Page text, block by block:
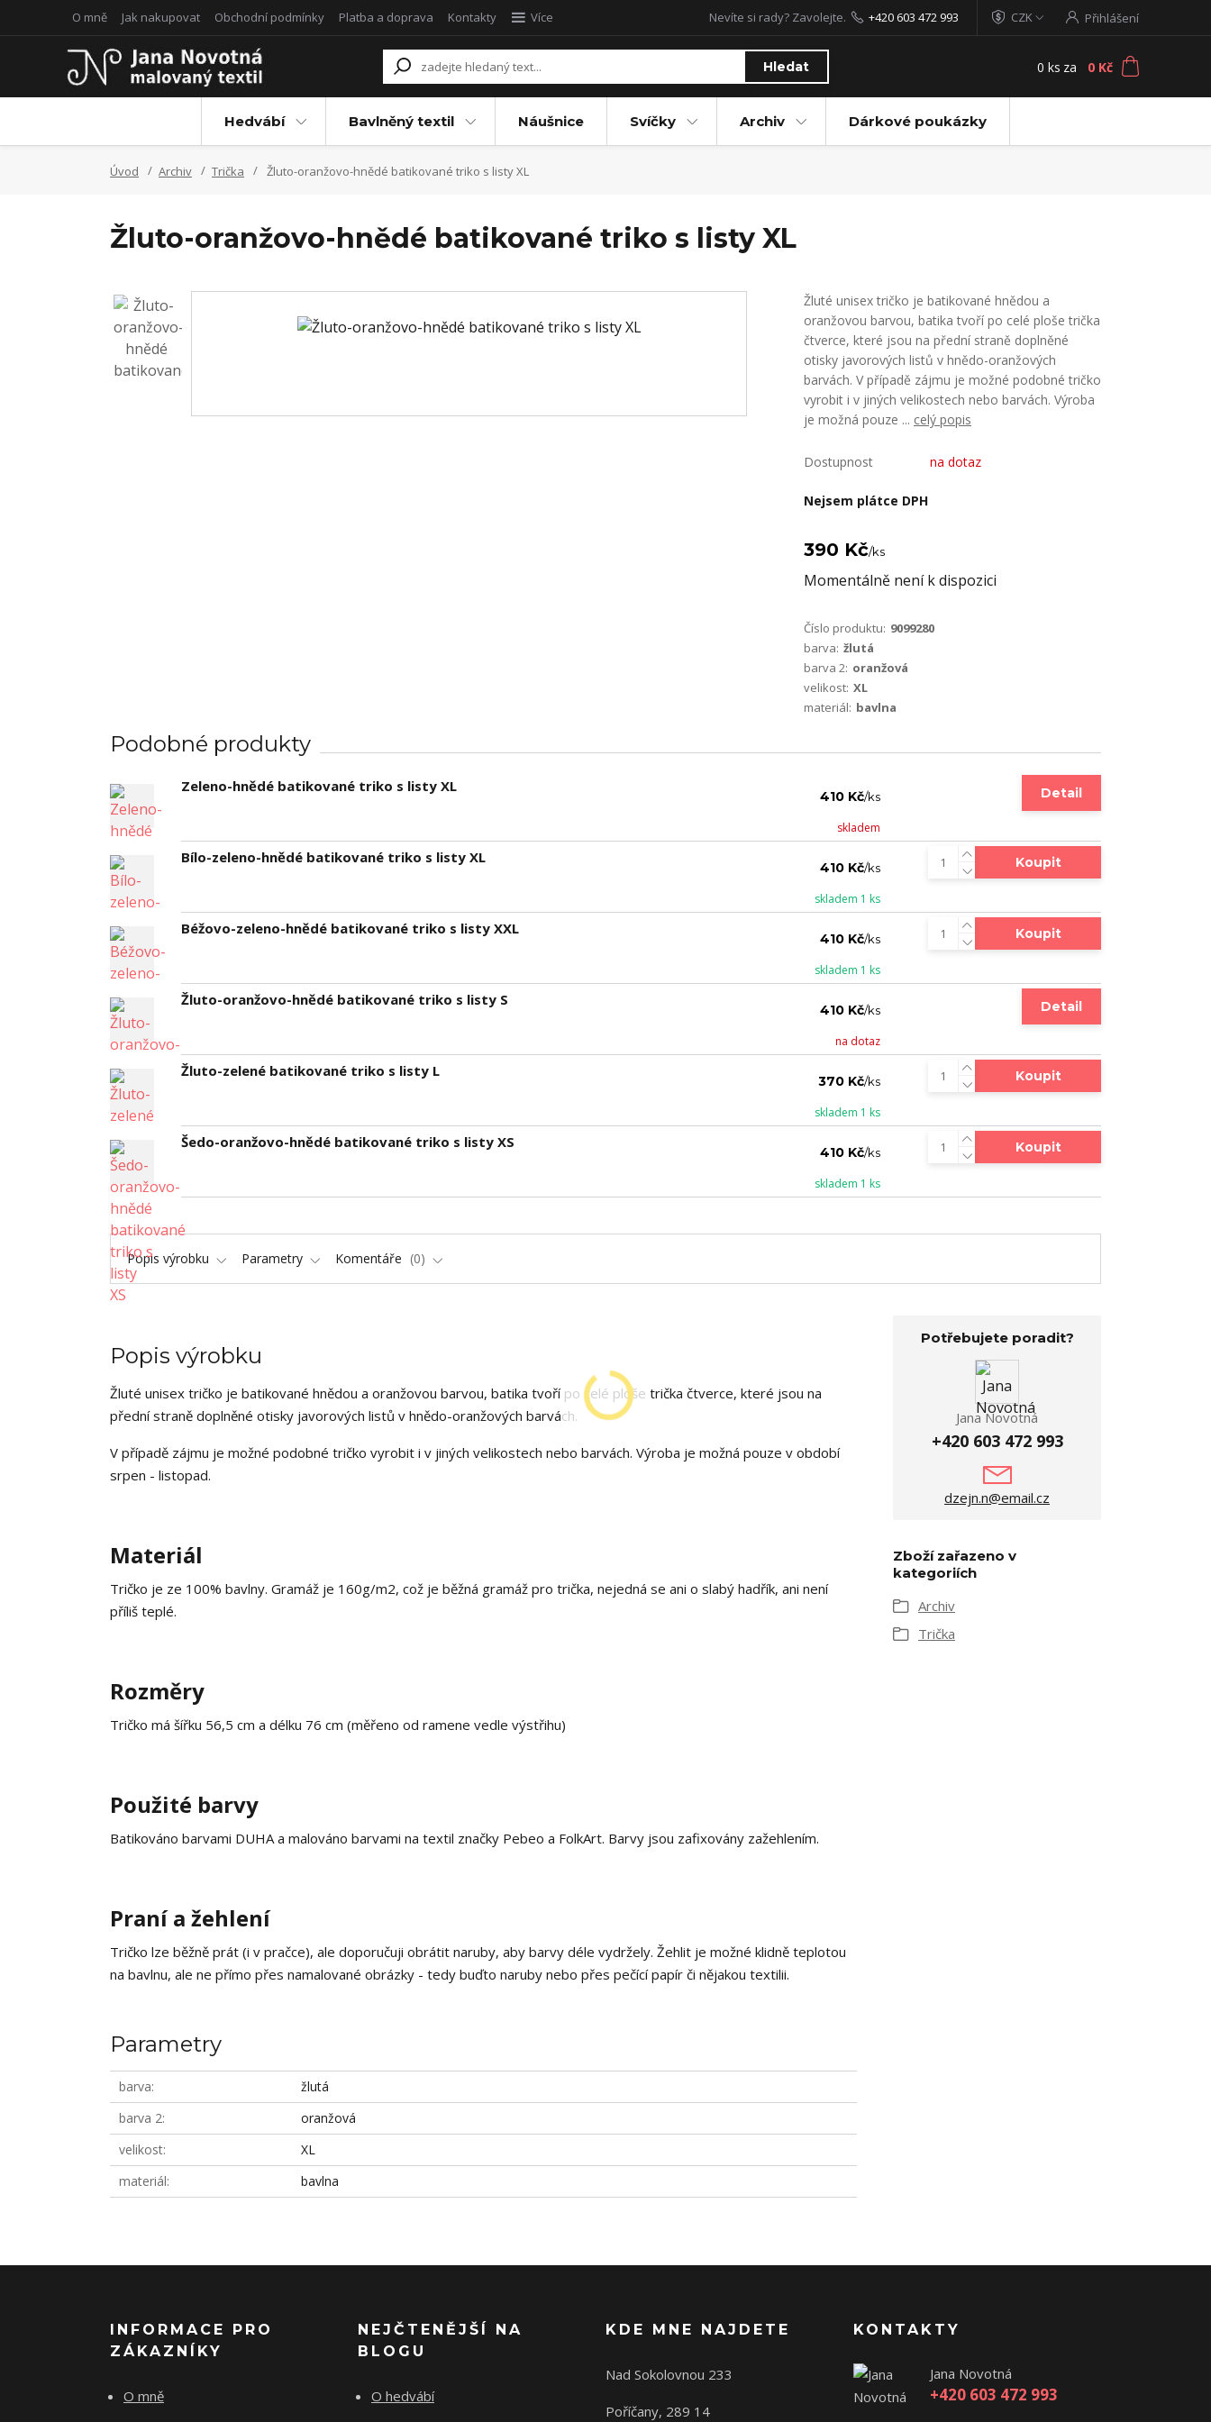
O mně Jak nakupovat Obchodní podmínky Platba a doprava Kontakty Více CZK Přihlášení
Hledat
Nevíte si rady? Zavolejte. +420 603 472 993
0 ks za 0 Kč
Hedvábí Bavlněný textil Náušnice Svíčky Archiv Dárkové poukázky
Úvod Archiv Trička Žluto-oranžovo-hnědé batikované triko s listy XL
Žluto-oranžovo-hnědé batikované triko s listy XL
Žluté unisex tričko je batikované hnědou a
oranžovou barvou, batika tvoří po celé ploše trička
čtverce, které jsou na přední straně doplněné
otisky javorových listů v hnědo-oranžových
barvách. V případě zájmu je možné podobné tričko
vyrobit i v jiných velikostech nebo barvách. Výroba
je možná pouze ... celý popis
Dostupnost na dotaz
Nejsem plátce DPH
390 Kč/ks
Momentálně není k dispozici
Číslo produktu: 9099280
barva: žlutá
barva 2: oranžová
velikost: XL
materiál: bavlna
Podobné produkty
Zeleno-hnědé batikované triko s listy XL
410 Kč/ks
skladem
Detail
Bílo-zeleno-hnědé batikované triko s listy XL
410 Kč/ks
skladem 1 ks
Koupit
Béžovo-zeleno-hnědé batikované triko s listy XXL
410 Kč/ks
skladem 1 ks
Koupit
Žluto-oranžovo-hnědé batikované triko s listy S
410 Kč/ks
na dotaz
Detail
Žluto-zelené batikované triko s listy L
370 Kč/ks
skladem 1 ks
Koupit
Šedo-oranžovo-hnědé batikované triko s listy XS
410 Kč/ks
skladem 1 ks
Koupit
Popis výrobku Parametry Komentáře 0
Popis výrobku
Žluté unisex tričko je batikované hnědou a oranžovou barvou, batika tvoří po celé ploše trička čtverce, které jsou na
přední straně doplněné otisky javorových listů v hnědo-oranžových barvách.
V případě zájmu je možné podobné tričko vyrobit i v jiných velikostech nebo barvách. Výroba je možná pouze v období
srpen - listopad.
Materiál
Tričko je ze 100% bavlny. Gramáž je 160g/m2, což je běžná gramáž pro trička, nejedná se ani o slabý hadřík, ani není
příliš teplé.
Rozměry
Tričko má šířku 56,5 cm a délku 76 cm (měřeno od ramene vedle výstřihu)
Použité barvy
Batikováno barvami DUHA a malováno barvami na textil značky Pebeo a FolkArt. Barvy jsou zafixovány zažehlením.
Praní a žehlení
Tričko lze běžně prát (i v pračce), ale doporučuji obrátit naruby, aby barvy déle vydržely. Žehlit je možné klidně teplotou
na bavlnu, ale ne přímo přes namalované obrázky - tedy buďto naruby nebo přes pečící papír či nějakou textilii.
Parametry
barva
žlutá
barva 2
oranžová
velikost
XL
materiál
bavlna
Potřebujete poradit?
Jana Novotná
+420 603 472 993
dzejn.n@email.cz
Zboží zařazeno v
kategoriích
Archiv
Trička
INFORMACE PRO
ZÁKAZNÍKY
O mně
NEJČTENĚJŠÍ NA
BLOGU
O hedvábí
KDE MNE NAJDETE
Nad Sokolovnou 233
Poříčany, 289 14
KONTAKTY
Jana Novotná
+420 603 472 993